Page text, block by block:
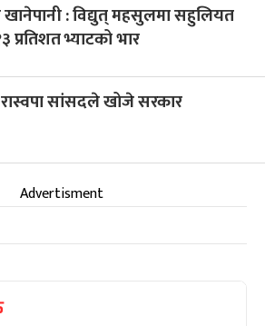
खानेपानी : विद्युत् महसुलमा सहुलियत
प्रतिशत भ्याटको भार
सांसदले खोजे सरकार
Advertisment